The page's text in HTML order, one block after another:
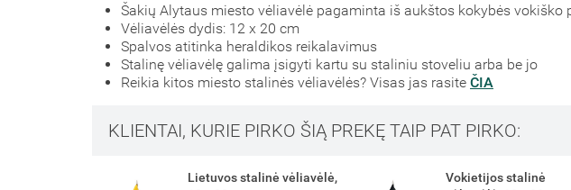
Šakių Alytaus miesto vėliavėlė pagaminta iš aukštos kokybės vokiško
Vėliavėlės dydis: 12 x 20 cm
Spalvos atitinka heraldikos reikalavimus
Stalinę vėliavėlę galima įsigyti kartu su staliniu stoveliu arba be jo
Reikia kitos miesto stalinės vėliavėlės? Visas jas rasite ČIA
KLIENTAI, KURIE PIRKO ŠIĄ PREKĘ TAIP PAT PIRKO:
Lietuvos stalinė vėliavėlė,
Vokietijos stalinė